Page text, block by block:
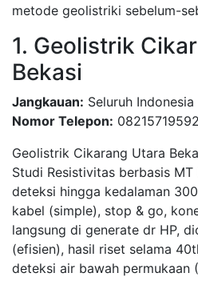
metode geolistriki sebelum-
1. Geolistrik
Bekasi
Jangkauan: Seluruh Indonesia
Nomor Telepon:
Geolistrik Cikarang Utara
Studi Resistivitas berbasis
deteksi hingga kedalaman
kabel (simple), stop & go,
langsung di generate dr HP,
(efisien), hasil riset selama
deteksi air bawah permukaan